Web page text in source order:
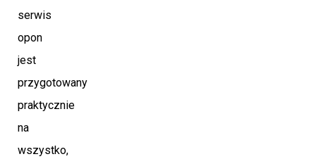
serwis
opon
jest
przygotowany
praktycznie
na
wszystko,